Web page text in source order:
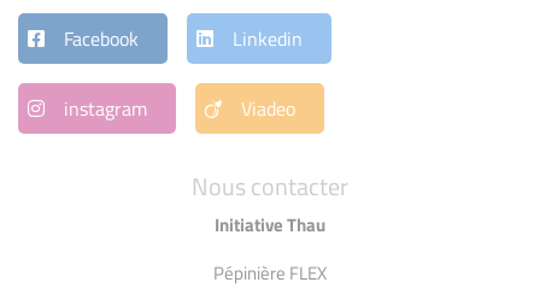
Nous contacter
Initiative Thau
Pépinière FLEX
Facebook Linkedin
instagram Viadeo